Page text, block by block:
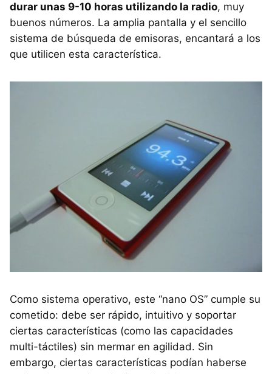
durar unas 9-10 horas utilizando la radio, muy
buenos números. La amplia pantalla y el sencillo
sistema de búsqueda de emisoras, encantará a los
que utilicen esta característica.
Como sistema operativo, este “nano OS” cumple su
cometido: debe ser rápido, intuitivo y soportar
ciertas características (como las capacidades
multi-táctiles) sin mermar en agilidad. Sin
embargo, ciertas características podían haberse